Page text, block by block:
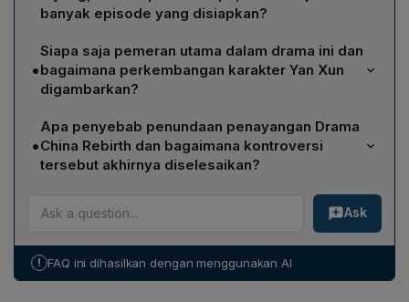
banyak episode yang disiapkan?
Drama China Rebirth dijadwalkan tayang pada tahun
2026. Penayangan akan dilakukan secara streaming di
platform WeTV, Viki, dan iQIYI, dengan total sekitar 40
episode.
•
Siapa saja pemeran utama dalam drama ini dan
bagaimana perkembangan karakter Yan Xun
digambarkan?
Qiao, Li Yunrui berperan sebagai Zhuge Yue, dan
Zhang Kangle memainkan Yan Xun. Yan Xun awalnya
digambarkan sebagai idealis yang memperjuangkan
keadilan, namun seiring cerita ia berubah menjadi
penguasa ambisius dan kejam demi balas dendam,
•
Apa penyebab penundaan penayangan Drama
China Rebirth dan bagaimana kontroversi
tersebut akhirnya diselesaikan?
Penundaan disebabkan oleh kontroversi terkait
penggunaan aksesori mewah oleh artis Huangyang
Tian Tian, yang awalnya diduga bernilai tinggi.
hanyalah barang imitasi berharga rendah. Klarifikasi
Ask
! FAQ ini dihasilkan dengan menggunakan AI